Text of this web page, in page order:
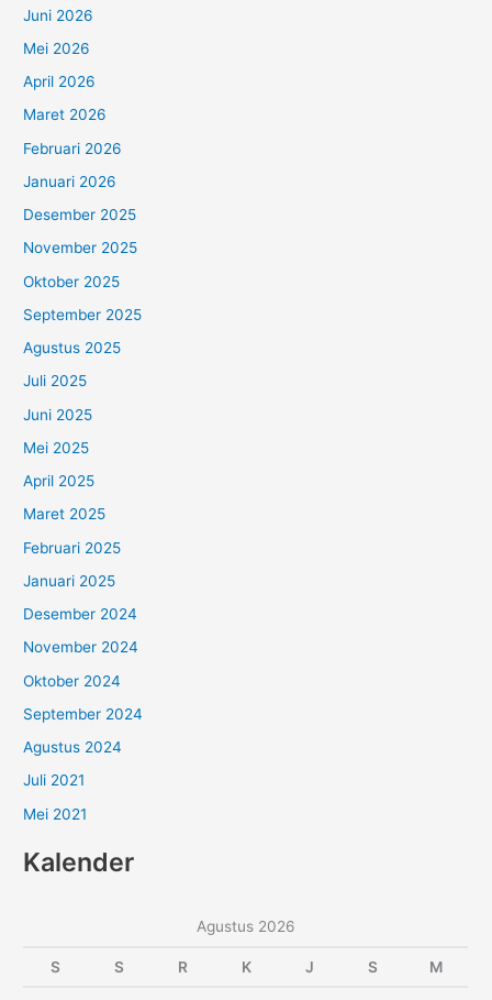
Juni 2026
Mei 2026
April 2026
Maret 2026
Februari 2026
Januari 2026
Desember 2025
November 2025
Oktober 2025
September 2025
Agustus 2025
Juli 2025
Juni 2025
Mei 2025
April 2025
Maret 2025
Februari 2025
Januari 2025
Desember 2024
November 2024
Oktober 2024
September 2024
Agustus 2024
Juli 2021
Mei 2021
Kalender
Agustus 2026
S S R K J S M